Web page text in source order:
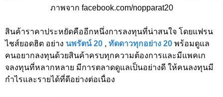
ภาพจาก facebook.com/nopparat20
สินค้าราคาประหยัดคืออีกหนึ่งการลงทุนที่น่าสนใจ โดยแฟรน
ไชส์ยอดฮิต อย่าง นพรัตน์ 20 , ทัดดาวทุกอย่าง 20 พร้อมดูแล
คนอยากลงทุนด้วยสินค้าครบทุกความต้องการและมีแพคเก
จลงทุนที่หลากหลาย มีการตลาดดูแลเป็นอย่างดี ให้คนลงทุนมี
กำไรและรายได้ที่ดีอย่างต่อเนื่อง